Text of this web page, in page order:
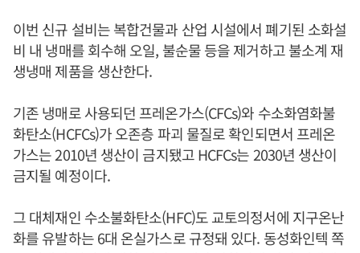
이번 신규 설비는 복합건물과 산업 시설에서 폐기된 소화설
비 내 냉매를 회수해 오일, 불순물 등을 제거하고 불소계 재
생냉매 제품을 생산한다.
기존 냉매로 사용되던 프레온가스(CFCs)와 수소화염화불
화탄소(HCFCs)가 오존층 파괴 물질로 확인되면서 프레온
가스는 2010년 생산이 금지됐고 HCFCs는 2030년 생산이
금지될 예정이다.
그 대체재인 수소불화탄소(HFC)도 교토의정서에 지구온난
화를 유발하는 6대 온실가스로 규정돼 있다. 동성화인텍 쪽